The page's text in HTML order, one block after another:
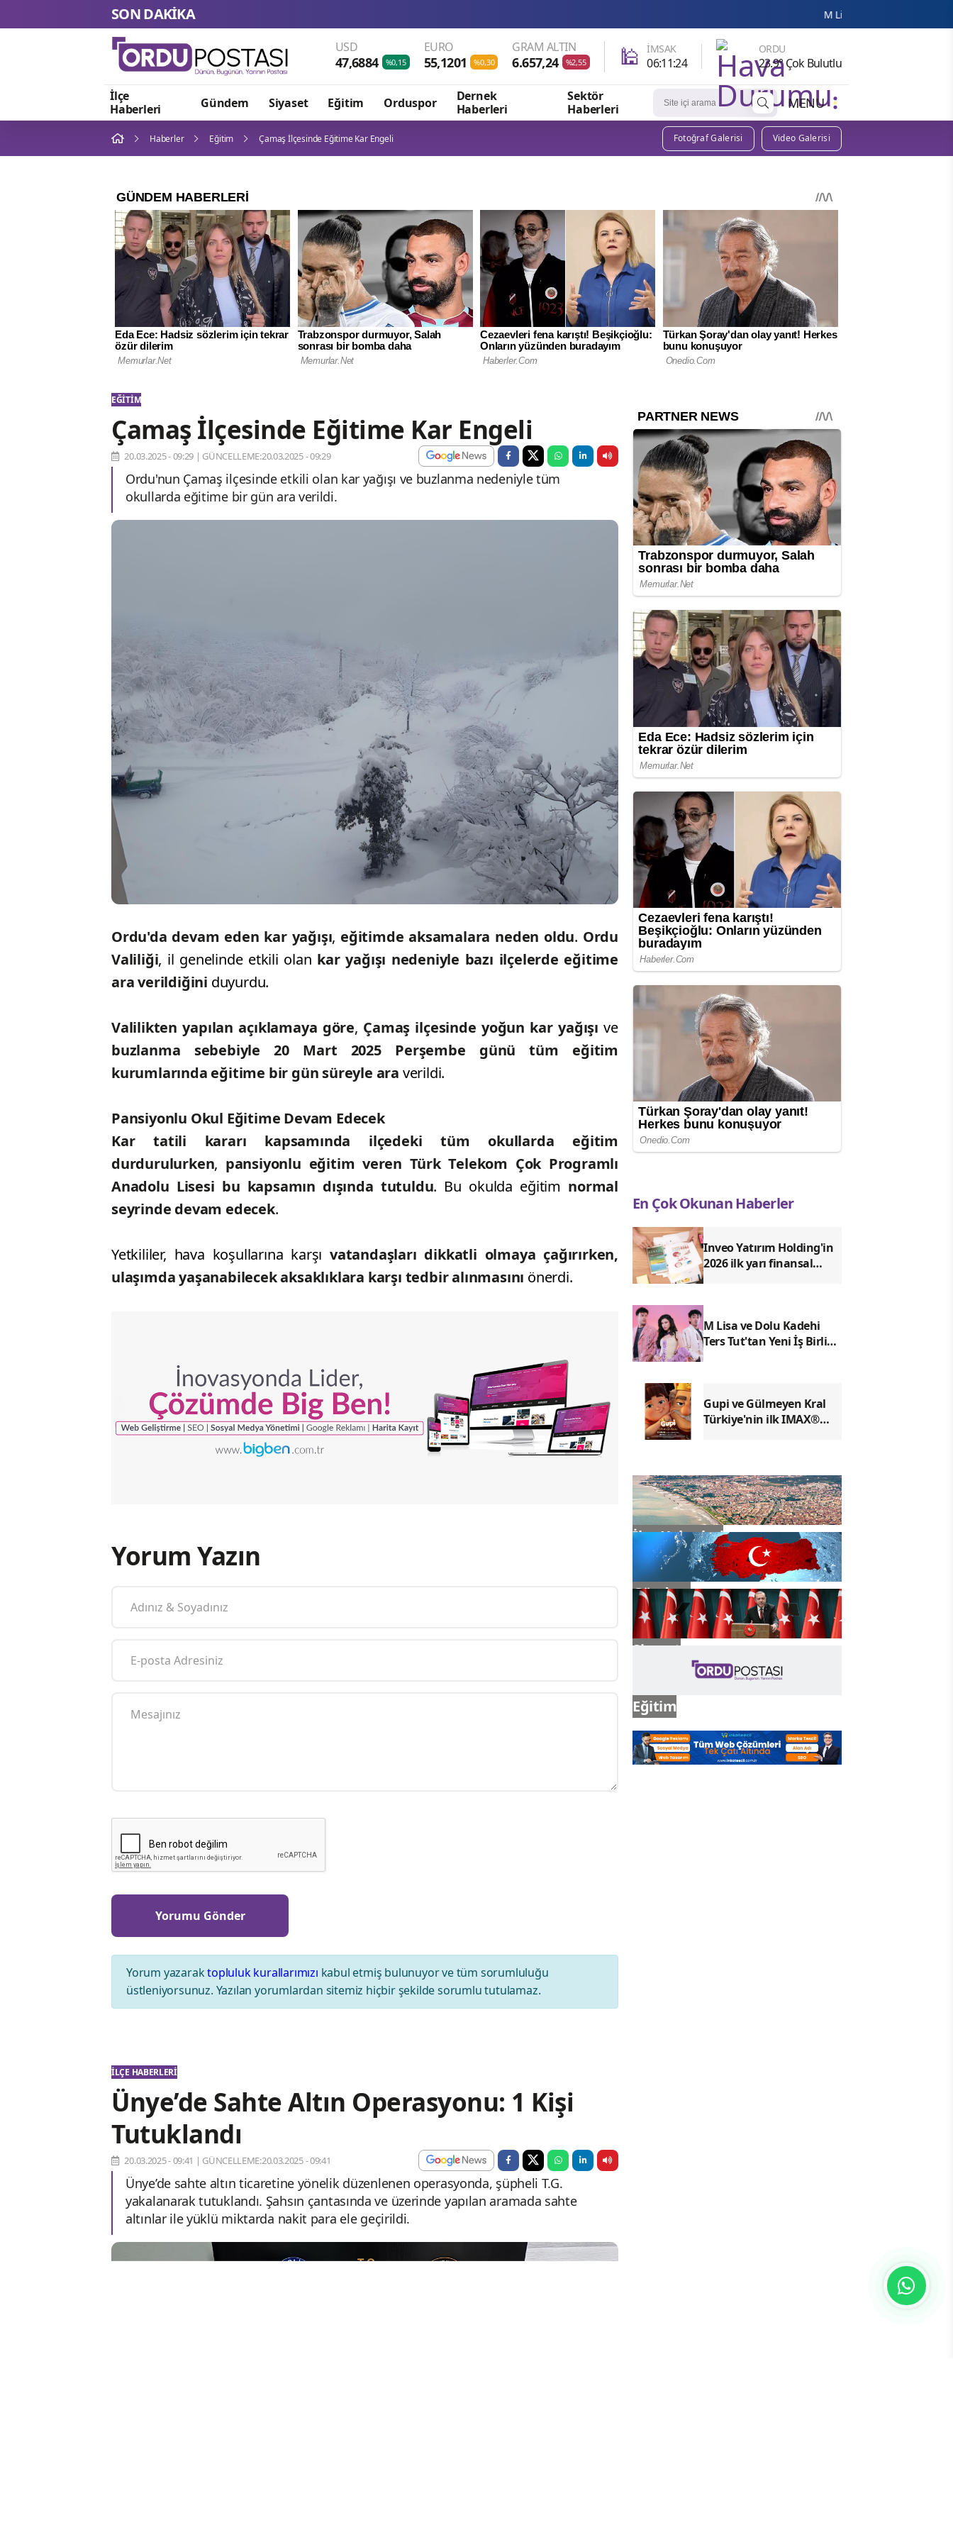
SON DAKİKA M Lisa ve Dolu Kadehi Ters Tut'tan Yeni İş
USD
47,6884 %0,15
EURO
55,1201 %0,30
GRAM ALTIN
6.657,24 %2,55 🕌 İMSAK
06:11:23
ORDU
23.9° Çok Bulutlu
İlçe
Haberleri
Gündem Siyaset Eğitim Orduspor
Dernek
Haberleri
Sektör
Haberleri
MENU
Haberler Eğitim Çamaş İlçesinde Eğitime Kar Engeli Fotoğraf Galerisi Video Galerisi
EĞITIM
Çamaş İlçesinde Eğitime Kar Engeli
20.03.2025 - 09:29 | GÜNCELLEME:20.03.2025 - 09:29
Ordu'nun Çamaş ilçesinde etkili olan kar yağışı ve buzlanma nedeniyle tüm
okullarda eğitime bir gün ara verildi.
Ordu'da devam eden kar yağışı, eğitimde aksamalara neden oldu. Ordu
Valiliği, il genelinde etkili olan kar yağışı nedeniyle bazı ilçelerde eğitime
ara verildiğini duyurdu.
Valilikten yapılan açıklamaya göre, Çamaş ilçesinde yoğun kar yağışıve
buzlanma sebebiyle 20 Mart 2025 Perşembe günü tüm eğitim
kurumlarında eğitime bir gün süreyle ara verildi.
Pansiyonlu Okul Eğitime Devam Edecek
Kar tatili kararı kapsamında
ilçedeki tüm okullarda eğitim
durdurulurken, pansiyonlu eğitim veren Türk Telekom Çok Programlı
Anadolu Lisesi bu kapsamın dışında tutuldu. Bu okulda eğitim normal
seyrinde devam edecek.
Yetkililer, hava koşullarına karşı vatandaşları dikkatli olmaya çağırırken,
ulaşımda yaşanabilecek aksaklıklara karşı tedbir alınmasını önerdi.
Yorum Yazın
Yorum yazaraktopluluk kurallarımızı kabul etmiş bulunuyor ve tüm sorumluluğu
üstleniyorsunuz. Yazılan yorumlardan sitemiz hiçbir şekilde sorumlu tutulamaz.
İLÇE HABERLERI
Ünye’de Sahte Altın Operasyonu: 1 Kişi
Tutuklandı
20.03.2025 - 09:41 | GÜNCELLEME:20.03.2025 - 09:41
Ünye’de sahte altın ticaretine yönelik düzenlenen operasyonda, şüpheli T.G.
yakalanarak tutuklandı. Şahsın çantasında ve üzerinde yapılan aramada sahte
altınlar ile yüklü miktarda nakit para ele geçirildi.
En Çok Okunan Haberler
Inveo Yatırım Holding'in
2026 ilk yarı finansal
M Lisa ve Dolu Kadehi
Ters Tut'tan Yeni İş Birliği:
Gupi ve Gülmeyen Kral
Türkiye'nin ilk IMAX®
İlçe Haberleri
Gündem
Siyaset
Eğitim